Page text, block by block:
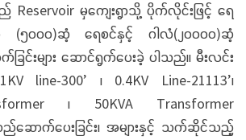
မှကျေးရွာသို့ ပိုက်လိုင်းဖြင့် ရေ
(၅၀၀၀)ဆံ့ ရေစင်နှင့် ဂါလံ(၂၀၀၀၀)ဆံ့
င်းများ ဆောင်ရွက်ပေးခဲ့ ပါသည်။ မီးလင်း
line-300’ ၊ 0.4KV Line-21113’၊
၊ 50KVA Transformer
ဆောက်ပေးခြင်း၊ အများနှင့် သက်ဆိုင်သည့်